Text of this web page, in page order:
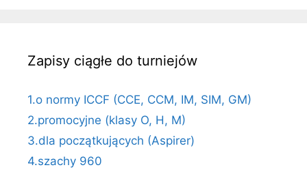
Zapisy ciągłe do turniejów
1.o normy ICCF (CCE, CCM, IM, SIM, GM)
2.promocyjne (klasy O, H, M)
3.dla początkujących (Aspirer)
4.szachy 960